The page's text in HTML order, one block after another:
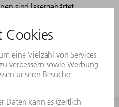
sind lasergehärtet.